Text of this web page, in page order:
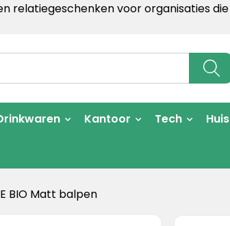
relatiegeschenken voor organisaties die
Kantoor Tech Huis
BIO Matt balpen